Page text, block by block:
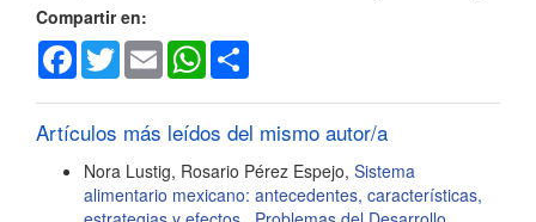
Detalles
del
artículo
Compartir en:
Facebook
TwitterEmail WhatsApp
Artículos más leídos del mismo autor/a
Nora Lustig, Rosario Pérez Espejo, Sistema
alimentario mexicano: antecedentes, características,